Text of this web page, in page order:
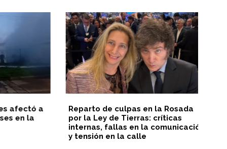
a
en la
Reparto de culpas en la Rosada
por la Ley de Tierras: críticas
internas, fallas en la comunicación
y tensión en la calle